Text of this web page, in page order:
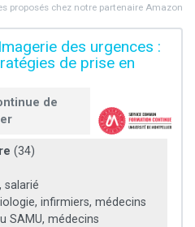
proposés chez notre partenaire Amazon
des urgences :
de prise en
de
(34)
salarié
infirmiers, médecins
SAMU, médecins